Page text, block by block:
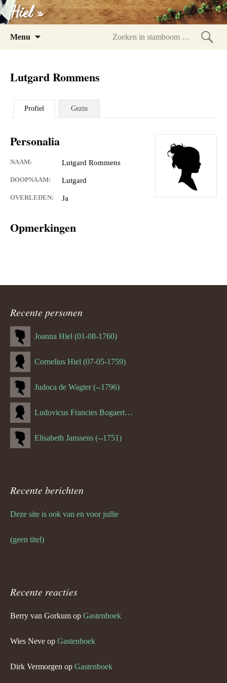
Hiel »
Menu
Lutgard Rommens
Profiel Gezin
Personalia
NAAM: Lutgard Rommens
DOOPNAAM: Lutgard
OVERLEDEN: Ja
Opmerkingen
Recente personen
Joanna Hiel (01-08-1760)
Cornelius Hiel (07-05-1759)
Judoca de Wagter (--1796)
Ludovicus Francies Bogaert (--1825)
Elisabeth Janssens (--1751)
Recente berichten
Deze site is ook van en voor jullie
(geen titel)
Recente reacties
Berry van Gorkum op Gastenboek
Wies Neve op Gastenboek
Dirk Vermorgen op Gastenboek